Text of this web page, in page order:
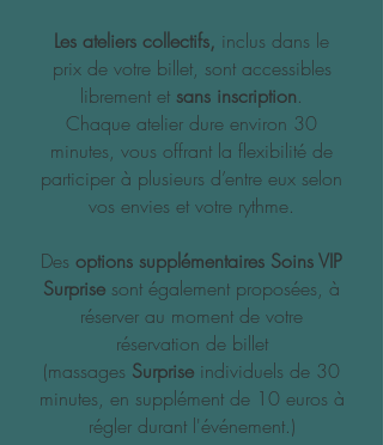
Les ateliers collectifs, inclus dans le
prix de votre billet, sont accessibles
librement et sans inscription.
​Chaque atelier dure environ 30
minutes, vous offrant la flexibilité de
participer à plusieurs d’entre eux selon
vos envies et votre rythme.
Des options supplémentaires Soins VIP
Surprise sont également proposées, à
réserver au moment de votre
réservation de billet
(massages Surprise individuels de 30
minutes, en supplément de 10 euros à
régler durant l'événement.)